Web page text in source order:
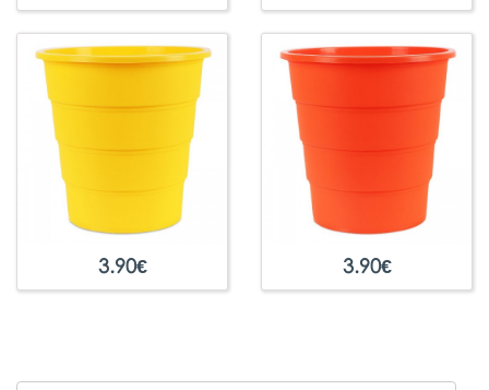
3.90€ 3.90€